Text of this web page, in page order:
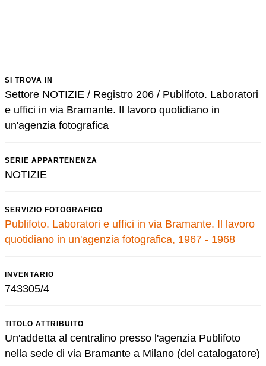
SI TROVA IN
Settore NOTIZIE / Registro 206 / Publifoto. Laboratori
e uffici in via Bramante. Il lavoro quotidiano in
un'agenzia fotografica
SERIE APPARTENENZA
NOTIZIE
SERVIZIO FOTOGRAFICO
Publifoto. Laboratori e uffici in via Bramante. Il lavoro
quotidiano in un'agenzia fotografica, 1967 - 1968
INVENTARIO
743305/4
TITOLO ATTRIBUITO
Un'addetta al centralino presso l'agenzia Publifoto
nella sede di via Bramante a Milano (del catalogatore)